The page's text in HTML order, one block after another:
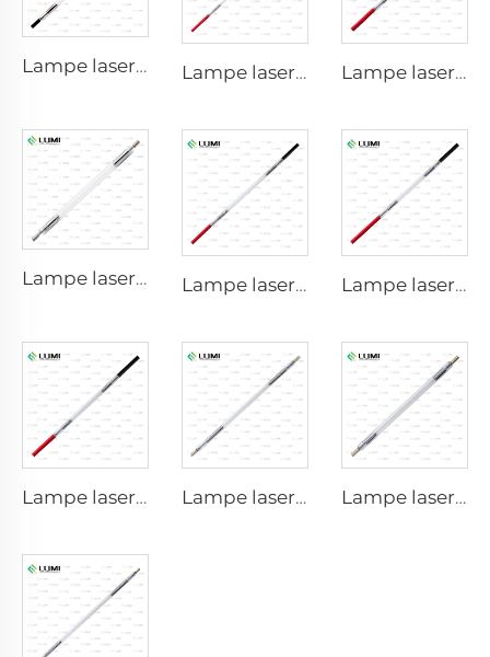
Lampe laser au xénon L2741 – 7×100×167 mm Lampe laser au xénon L2851-5×105×175 mm Lampe laser au xénon L2021-7×65×130 mm
Lampe laser au xénon L2851 – 5×105×175 mm Lampe laser au xénon L2051 – 5×70×130 mm Lampe laser au xénon L1721 – 7×50×115 mm
Lampe laser au xénon L1921 - 7×60×125 mm Lampe laser au xénon L3180-8×100×210 mm Lampe laser au xénon L2690-9×100×160